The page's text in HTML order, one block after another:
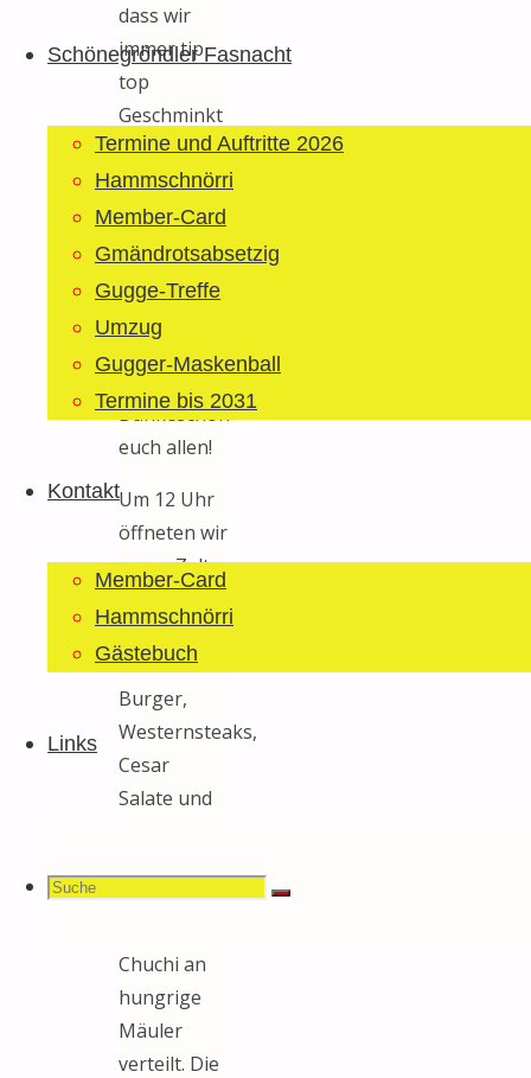
Schönegröndler Fasnacht
Termine und Auftritte 2026
Hammschnörri
Member-Card
Gmändrotsabsetzig
Gugge-Treffe
Umzug
Gugger-Maskenball
Termine bis 2031
Kontakt
Member-Card
Hammschnörri
Gästebuch
Links
Suche
Suchen
Suche
dass wir
immer tip
top
Geschminkt
pünktlich
bei unseren
Auftritten
sind und
und und. An
nochmals
ein riesen
Dankeschön
euch allen!
Um 12 Uhr
öffneten wir
unser Zelt
alle.
Zahlreiche
Burger,
Westernsteaks,
Cesar
Salate und
unserer
Chuchi an
hungrige
Mäuler
verteilt. Die